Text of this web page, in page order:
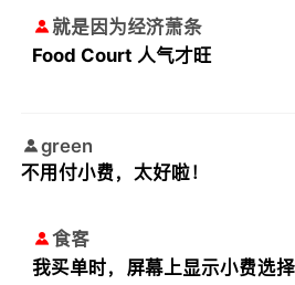
就是因为经济萧条
Food Court 人气才旺
green
不用付小费，太好啦！
食客
我买单时，屏幕上显示小费选